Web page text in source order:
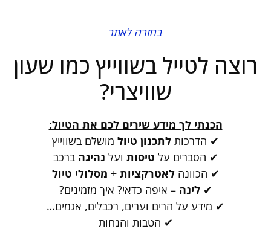
בחזרה לאתר
רוצה לטייל בשווייץ כמו שעון
שוויצרי?
הכנתי לך מידע שירים לכם את הטיול:
✔ הדרכות לתכנון טיול מושלם בשווייץ
✔ הסברים על טיסות ועל נהיגה ברכב
✔ הכוונהלאטרקציות + מסלולי טיול
✔לינה – איפה כדאי? איך מזמינים?
✔ מידע על הרים וערים, רכבלים, אגמים…
✔ הטבות והנחות